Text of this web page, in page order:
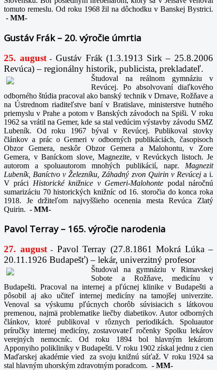
tomuto remeslu. Od roku 1968 žil na dôchodku v Banskej Bystrici.
- MM-
Gustáv Frák – 20. výročie úmrtia
25. august- Gustáv Frák (1.3.1913 Sirk – 25.8.2006
Revúca) – regionálny historik, publicista, prekladateľ.
Študoval na reálnom gymnáziu v
Revúcej. Po absolvovaní diaľkového
odborného štúdia pracoval ako banský technik v Drnave, Rožňave a
na Ústrednom riaditeľstve baní v Bratislave, ministerstve hutného
priemyslu v Prahe a potom v Banských závodoch na Spiši. V roku
1962 sa vrátil na Gemer, kde sa stal vedúcim výstavby závodu SMZ
Lubeník. Od roku 1967 býval v Revúcej. Publikoval stovky
článkov a prác o Gemeri v odborných publikáciách, časopisoch
Obzor Gemera, neskôr Obzor Gemera a Malohontu, v Zore
Gemera, v Baníckom slove, Magnezite, v Revúckych listoch. Je
autorom a spoluautorom mnohých publikácií, napr. Magnezit
Lubeník, Baníctvo v Železníku, Záhadný zvon Quirin v Revúcej a i.
V práci Historické knižnice v Gemeri-Malohonte podal náročnú
sumarizáciu 70 historických knižníc od 16. storočia do konca roka
1918. Je držiteľom najvyššieho ocenenia mesta Revúca Zlatý
Quirin. - MM-
Pavol Terray – 165. výročie narodenia
27. august- Pavol Terray (27.8.1861 Mokrá Lúka –
20.11.1926 Budapešť) – lekár, univerzitný profesor
Študoval na gymnáziu v Rimavskej
Sobote a Rožňave, medicínu v
Budapešti. Pracoval na internej a pľúcnej klinike v Budapešti a
pôsobil aj ako učiteľ internej medicíny na tamojšej univerzite.
Venoval sa výskumu pľúcnych chorôb súvisiacich s látkovou
premenou, najmä problematike liečby diabetikov. Autor odborných
článkov, ktoré publikoval v rôznych periodikách. Spoluautor
príručky internej medicíny, zostavovateľ ročenky Spolku lekárov
verejných nemocníc. Od roku 1894 bol hlavným lekárom
Apponyiho polikliniky v Budapešti. V roku 1902 získal jednu z cien
Maďarskej akadémie vied za svoju knižnú súťaž. V roku 1924 sa
stal hlavným uhorským zdravotným poradcom. - MM-